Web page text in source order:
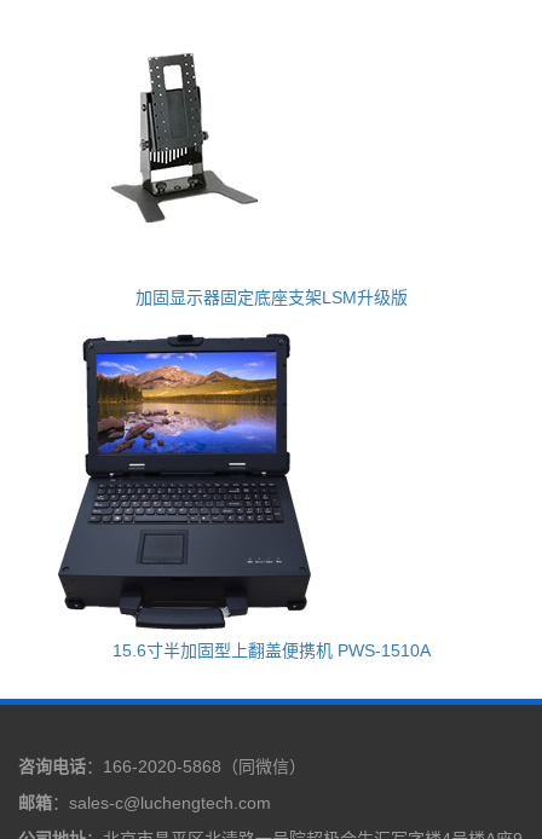
加固显示器固定底座支架LSM升级版
15.6寸半加固型上翻盖便携机 PWS-1510A
咨询电话：166-2020-5868（同微信）
邮箱：sales-c@luchengtech.com